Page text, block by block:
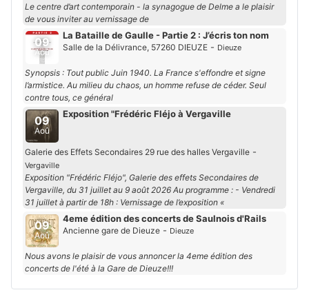
Le centre d’art contemporain - la synagogue de Delme a le plaisir
de vous inviter au vernissage de
09
Aoû
La Bataille de Gaulle - Partie 2 : J’écris ton nom
Salle de la Délivrance, 57260 DIEUZE - Dieuze
Synopsis : Tout public Juin 1940. La France s'effondre et signe
l’armistice. Au milieu du chaos, un homme refuse de céder. Seul
contre tous, ce général
09
Aoû
Exposition "Frédéric Fléjo à Vergaville
Galerie des Effets Secondaires 29 rue des halles Vergaville -
Vergaville
Exposition "Frédéric Fléjo", Galerie des effets Secondaires de
Vergaville, du 31 juillet au 9 août 2026 Au programme : - Vendredi
31 juillet à partir de 18h : Vernissage de l’exposition «
09
Aoû
4eme édition des concerts de Saulnois d'Rails
Ancienne gare de Dieuze - Dieuze
Nous avons le plaisir de vous annoncer la 4eme édition des
concerts de l'été à la Gare de Dieuze!!!